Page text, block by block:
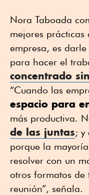
Nora Taboada
mejores prácticas
empresa, es
para hacer el
concentrado
“Cuando las
espacio para
más productiva.
de las juntas; y
porque la
resolver con un
otros formatos
reunión”, señala.